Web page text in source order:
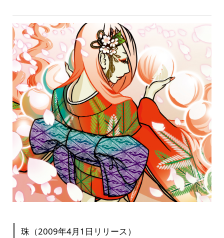
珠（2009年4月1日リリース）